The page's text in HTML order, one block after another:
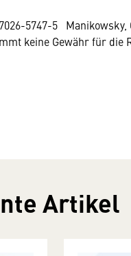
5747-5
keine Gewähr für die
Artikel